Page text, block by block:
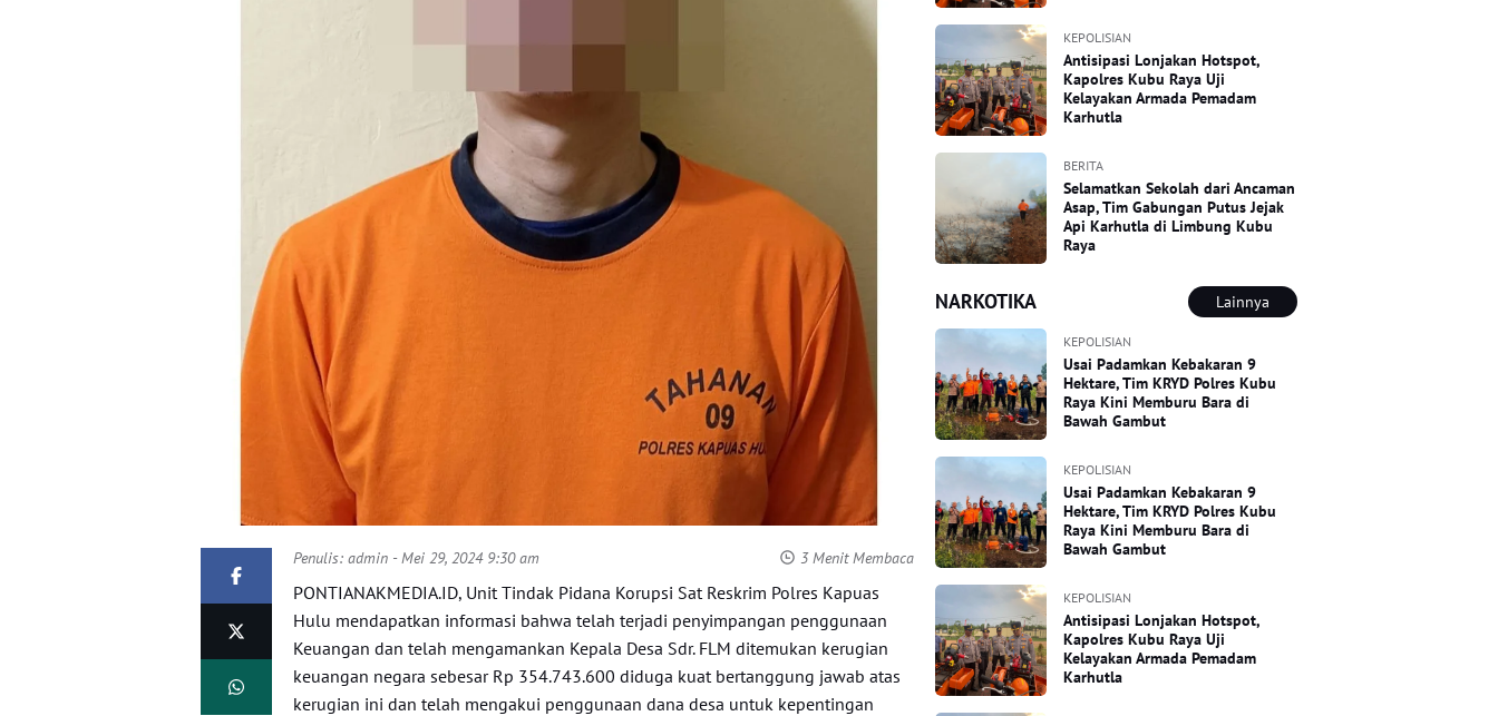
Penulis:admin - Mei 29, 2024 9:30 am 3 Menit Membaca
PONTIANAKMEDIA.ID, Unit Tindak Pidana Korupsi Sat Reskrim Polres Kapuas
Hulu mendapatkan informasi bahwa telah terjadi penyimpangan penggunaan
Keuangan dan telah mengamankan Kepala Desa Sdr. FLM ditemukan kerugian
keuangan negara sebesar Rp 354.743.600 diduga kuat bertanggung jawab atas
kerugian ini dan telah mengakui penggunaan dana desa untuk kepentingan
KEPOLISIAN
Antisipasi Lonjakan Hotspot,
Kapolres Kubu Raya Uji
Kelayakan Armada Pemadam
Karhutla
BERITA
Selamatkan Sekolah dari Ancaman
Asap, Tim Gabungan Putus Jejak
Api Karhutla di Limbung Kubu
Raya
NARKOTIKA Lainnya
KEPOLISIAN
Usai Padamkan Kebakaran 9
Hektare, Tim KRYD Polres Kubu
Raya Kini Memburu Bara di
Bawah Gambut
KEPOLISIAN
Usai Padamkan Kebakaran 9
Hektare, Tim KRYD Polres Kubu
Raya Kini Memburu Bara di
Bawah Gambut
KEPOLISIAN
Antisipasi Lonjakan Hotspot,
Kapolres Kubu Raya Uji
Kelayakan Armada Pemadam
Karhutla